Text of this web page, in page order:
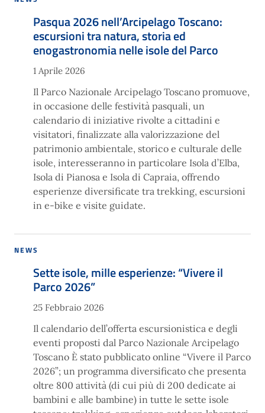
Pasqua 2026 nell’Arcipelago Toscano:
escursioni tra natura, storia ed
enogastronomia nelle isole del Parco
1 Aprile 2026
Il Parco Nazionale Arcipelago Toscano promuove,
in occasione delle festività pasquali, un
calendario di iniziative rivolte a cittadini e
visitatori, finalizzate alla valorizzazione del
patrimonio ambientale, storico e culturale delle
isole, interesseranno in particolare Isola d’Elba,
Isola di Pianosa e Isola di Capraia, offrendo
esperienze diversificate tra trekking, escursioni
in e-bike e visite guidate.
NEWS
Sette isole, mille esperienze: “Vivere il
Parco 2026”
25 Febbraio 2026
Il calendario dell’offerta escursionistica e degli
eventi proposti dal Parco Nazionale Arcipelago
Toscano È stato pubblicato online “Vivere il Parco
2026”; un programma diversificato che presenta
oltre 800 attività (di cui più di 200 dedicate ai
bambini e alle bambine) in tutte le sette isole